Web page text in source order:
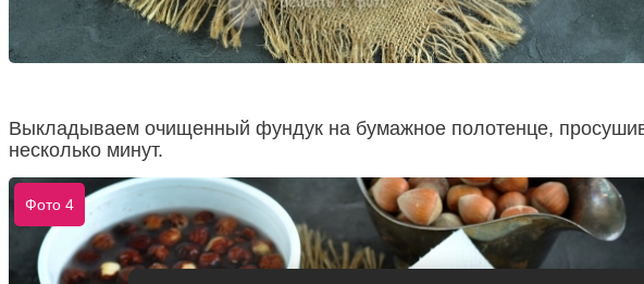
Выкладываем очищенный фундук на бумажное полотенце,
несколько минут.
Фото 4